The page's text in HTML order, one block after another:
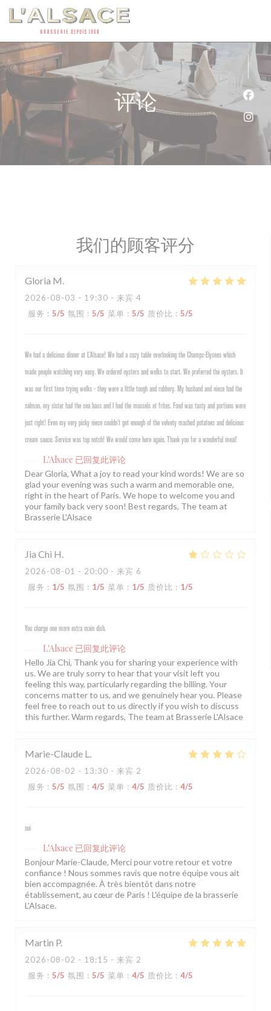
Cookie管理面板
评论
我们的顾客评分
Gloria M
2026-08-03 - 19:30 - 来宾 4
服务 : 5/5 氛围 : 5/5 菜单 : 5/5 质价比 : 5/5
We had a delicious dinner at L’Alsace! We had a cozy table overlooking the Champs-Elysees which
made people watching very easy. We ordered oysters and welks to start. We preferred the oysters. It
was our first time trying welks - they were a little tough and rubbery. My husband and niece had the
salmon, my sister had the sea bass and I had the mussels et frites. Food was tasty and portions were
just right! Even my very picky niece couldn’t get enough of the velvety mashed potatoes and delicious
cream sauce. Service was top notch! We would come here again. Thank you for a wonderful meal!
L'Alsace 已回复此评论
Dear Gloria, What a joy to read your kind words! We are so
glad your evening was such a warm and memorable one,
right in the heart of Paris. We hope to welcome you and
your family back very soon! Best regards, The team at
Brasserie L'Alsace
Jia Chi H
2026-08-01 - 20:00 - 来宾 6
服务 : 1/5 氛围 : 1/5 菜单 : 1/5 质价比 : 1/5
You charge one more extra main dish.
L'Alsace 已回复此评论
Hello Jia Chi, Thank you for sharing your experience with
us. We are truly sorry to hear that your visit left you
feeling this way, particularly regarding the billing. Your
concerns matter to us, and we genuinely hear you. Please
feel free to reach out to us directly if you wish to discuss
this further. Warm regards, The team at Brasserie L'Alsace
Marie-Claude L
2026-08-02 - 13:30 - 来宾 2
服务 : 5/5 氛围 : 4/5 菜单 : 4/5 质价比 : 4/5
oui
L'Alsace 已回复此评论
Bonjour Marie-Claude, Merci pour votre retour et votre
confiance ! Nous sommes ravis que notre équipe vous ait
bien accompagnée. À très bientôt dans notre
établissement, au cœur de Paris ! L'équipe de la brasserie
L'Alsace.
Martin P
2026-08-02 - 18:15 - 来宾 2
服务 : 5/5 氛围 : 5/5 菜单 : 4/5 质价比 : 4/5